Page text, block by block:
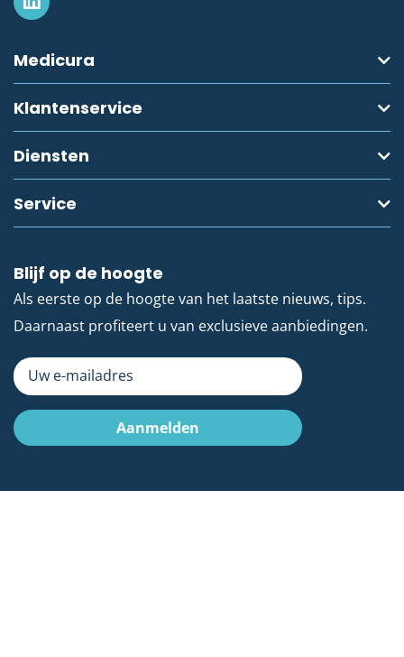
Medicura
Klantenservice
Diensten
Service
Blijf op de hoogte
Als eerste op de hoogte van het laatste nieuws, tips.
Daarnaast profiteert u van exclusieve aanbiedingen.
Uw e-mailadres
Aanmelden